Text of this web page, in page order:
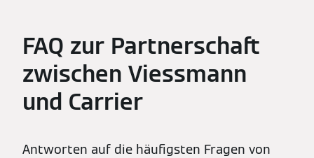
FAQ zur Partnerschaft
zwischen Viessmann
und Carrier
Antworten auf die häufigsten Fragen von